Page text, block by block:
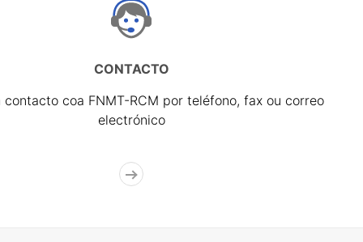
CONTACTO
contacto coa FNMT-RCM por teléfono, fax ou correo
electrónico